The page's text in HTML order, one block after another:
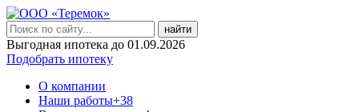
найти
Выгодная ипотека до 01.09.2026
Подобрать ипотеку
О компании
Наши работы+38